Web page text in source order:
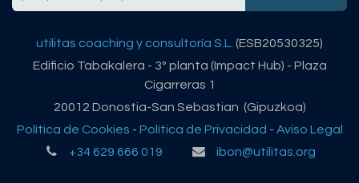
utilitas coaching y consultoría S.L. (ESB20530325)
Edificio Tabakalera - 3º planta (Impact Hub) - Plaza
Cigarreras 1
20012 Donostia-San Sebastian (Gipuzkoa)
Política de Cookies - Política de Privacidad - Aviso Legal
+34 629 666 019
ibon@utilitas.org